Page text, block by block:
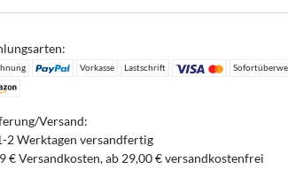
Vorkasse Lastschrift
Versand:
2 Werktagen versandfertig
€ Versandkosten, ab 29,00 € versandkostenfrei